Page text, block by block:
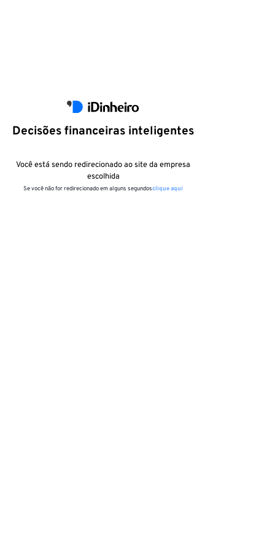
Decisões financeiras inteligentes
Você está sendo redirecionado ao site da empresa
escolhida
Se você não for redirecionado em alguns segundosclique aqui